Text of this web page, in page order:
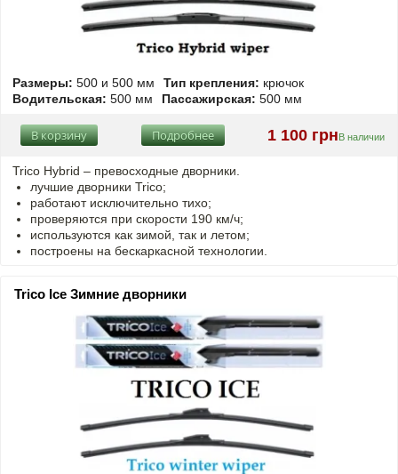
Размеры: 500 и 500 мм Тип крепления: крючок
Водительская: 500 мм Пассажирская: 500 мм
1 100 грн В наличии
Подробнее
В корзину
Trico Hybrid – превосходные дворники.
лучшие дворники Trico;
работают исключительно тихо;
проверяются при скорости 190 км/ч;
используются как зимой, так и летом;
построены на бескаркасной технологии.
Trico Ice Зимние дворники